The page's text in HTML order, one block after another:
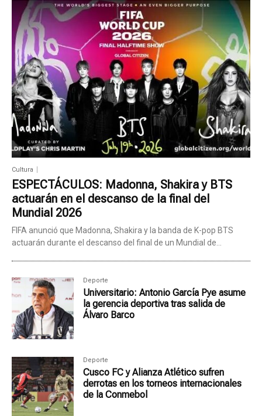
Cultura
ESPECTÁCULOS: Madonna, Shakira y BTS
actuarán en el descanso de la final del
Mundial 2026
FIFA anunció que Madonna, Shakira y la banda de K-pop BTS
actuarán durante el descanso del final de un Mundial de...
Deporte
Universitario: Antonio García Pye asume
la gerencia deportiva tras salida de
Álvaro Barco
Deporte
Cusco FC y Alianza Atlético sufren
derrotas en los torneos internacionales
de la Conmebol